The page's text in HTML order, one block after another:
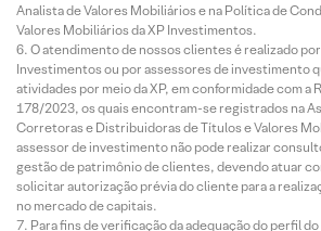
Analista de Valores Mobiliários e na Política de
Valores Mobiliários da XP Investimentos.
O atendimento de nossos clientes é realizado
Investimentos ou por assessores de investimento
atividades por meio da XP, em conformidade com a
178/2023, os quais encontram-se registrados na
Corretoras e Distribuidoras de Títulos e Valores
assessor de investimento não pode realizar
gestão de patrimônio de clientes, devendo atuar
solicitar autorização prévia do cliente para a
no mercado de capitais.
Para fins de verificação da adequação do perfil